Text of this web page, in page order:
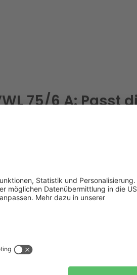
75/6 A: Passt
Einfamilienhaus hat 130 m²,
Wärmepumpe soll her. Doch
Vaillant genau für diese
den Sweet Spot vieler deutscher
,leistungsstarkgenug
oft ohne teure Umrüstung
liegen Details, die über